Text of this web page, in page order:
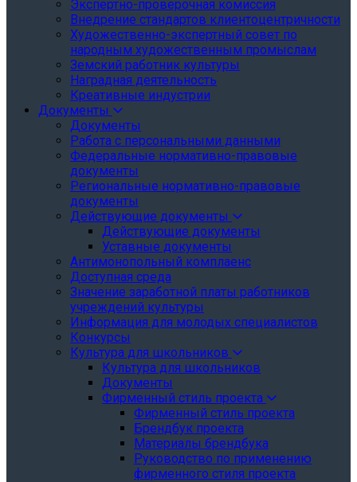
Экспертно-проверочная комиссия
Внедрение стандартов клиентоцентричности
Художественно-экспертный совет по
народным художественным промыслам
Земский работник культуры
Наградная деятельность
Креативные индустрии
Документы
Документы
Работа с персональными данными
Федеральные нормативно-правовые
документы
Региональные нормативно-правовые
документы
Действующие документы
Действующие документы
Уставные документы
Антимонопольный комплаенс
Доступная среда
Значение заработной платы работников
учреждений культуры
Информация для молодых специалистов
Конкурсы
Культура для школьников
Культура для школьников
Документы
Фирменный стиль проекта
Фирменный стиль проекта
Брендбук проекта
Материалы брендбука
Руководство по применению
фирменного стиля проекта